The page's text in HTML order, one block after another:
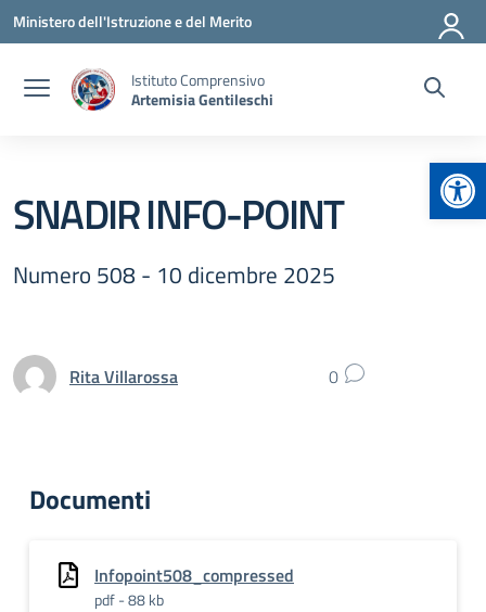
Vai ai contenuti
Vai al menu di navigazione
Vai al footer
Ministero dell'Istruzione e del Merito
Istituto Comprensivo
Artemisia Gentileschi
SNADIR INFO-POINT
Numero 508 - 10 dicembre 2025
Rita Villarossa 0
Documenti
Infopoint508_compressed
pdf - 88 kb